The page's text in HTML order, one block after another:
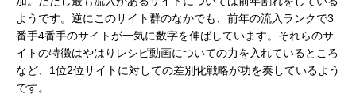
ようです。逆にこのサイト群のなかでも、前年の流入ランクで3
番手4番手のサイトが一気に数字を伸ばしています。それらのサ
イトの特徴はやはりレシピ動画についての力を入れているところ
など、1位2位サイトに対しての差別化戦略が功を奏しているよう
です。